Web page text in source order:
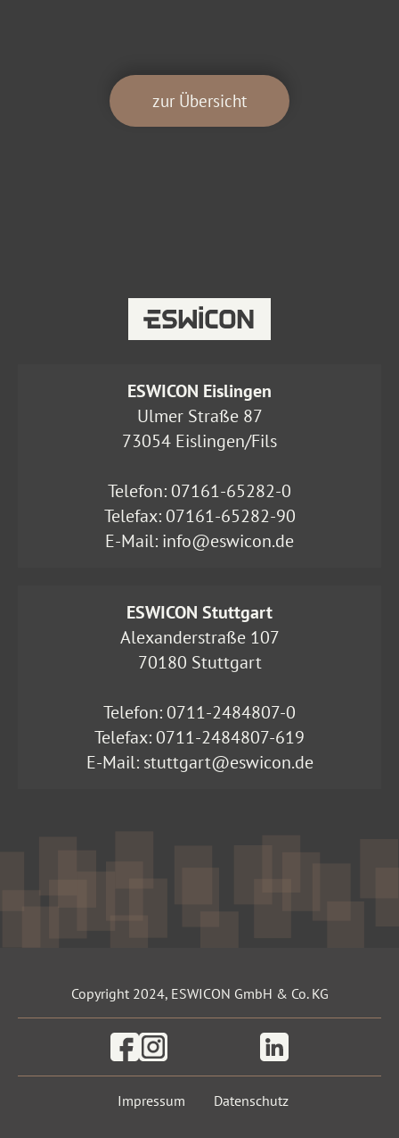
zur Übersicht
ESWICON Eislingen
Ulmer Straße 87
73054 Eislingen/Fils
Telefon: 07161-65282-0
Telefax: 07161-65282-90
E-Mail: info@eswicon.de
ESWICON Stuttgart
Alexanderstraße 107
70180 Stuttgart
Telefon: 0711-2484807-0
Telefax: 0711-2484807-619
E-Mail: stuttgart@eswicon.de
Copyright 2024, ESWICON GmbH & Co. KG
FacebookInstagram Linkedin
Impressum Datenschutz